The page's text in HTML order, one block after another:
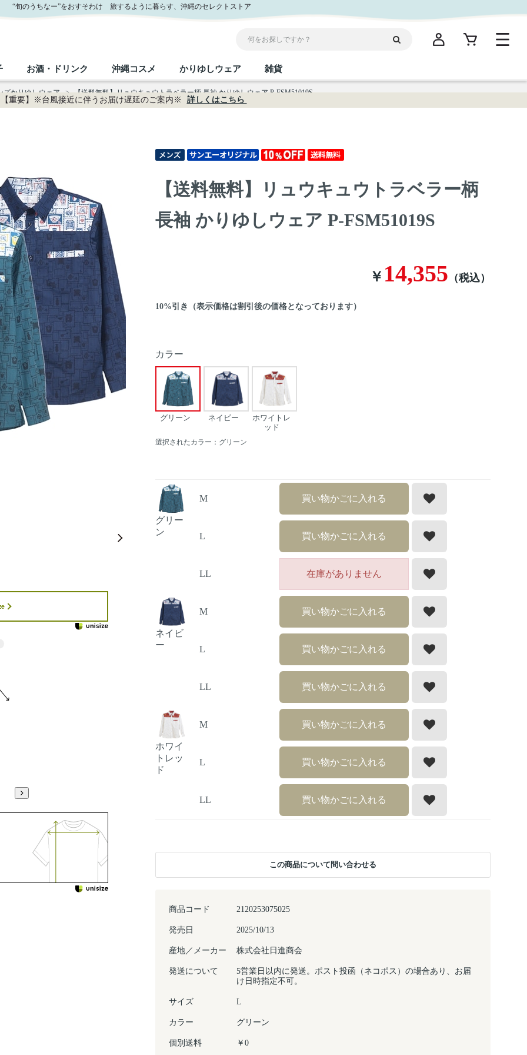
ー公式通販
“旬のうちなー”をおすそわけ 旅するように暮らす、沖縄のセレクトストア
お肉 海産物
沖縄料理 沖縄そば／乾麺
レトルト食品 乾物／粉類
塩 お酢／ドレッシング
しょうゆ みそ だし／スパイス／島唐辛子
ちんすこう 伝統菓子
おつまみ 沖縄限定商品（ご当地）
お酒・ドリンク
ビール・チューハイ ワイン・ウィスキー・カクテル
ドリンク 茶葉
沖縄コスメ
ボディケア
ヘアケア UVケア
限定品
かりゆしウェア
レディース
雑貨
伝統工芸品 箸・線香・ウチカビ
【重要】※台風接近に伴うお届け遅延のご案内※ 詳しくはこちら
ズかりゆしウェア > 【送料無料】リュウキュウトラベラー柄 長袖 かりゆしウェア P-FSM51019S
10%引き（表示価格は割引後の価格となっております）
【送料無料】リュウキュウトラベラー柄
長袖 かりゆしウェア P-FSM51019S
￥ 14,355 （税込）
商品コード 2120253075025
発売日 2025/10/13
産地／メーカー 株式会社日進商会
発送について
5営業日以内に発送。ポスト投函（ネコポス）の場合あり、お届
け日時指定不可。
サイズ L
カラー グリーン
個別送料 ￥0
カラー
グリーン ネイビー
ホワイトレ
ッド
選択されたカラー：グリーン
グリー
ン
M 買い物かごに入れる
L 買い物かごに入れる
LL 在庫がありません
ネイビ
ー
M 買い物かごに入れる
L 買い物かごに入れる
LL 買い物かごに入れる
ホワイ
トレッ
ド
M 買い物かごに入れる
L 買い物かごに入れる
LL 買い物かごに入れる
この商品について問い合わせる